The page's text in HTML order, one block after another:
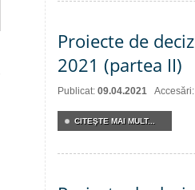
Proiecte de
2021 (partea II)
Publicat: 09.04.2021
CITEŞTE MAI MULT...